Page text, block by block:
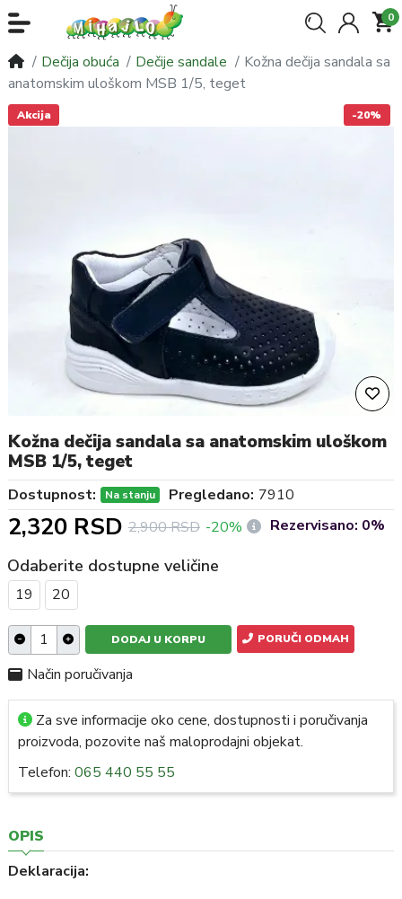
0
Dečija obuća Dečije sandale
Kožna dečija sandala sa
anatomskim uloškom MSB 1/5, teget
Akcija -20%
Kožna dečija sandala sa anatomskim uloškom
MSB 1/5, teget
PORUČI ODMAH
DODAJ U KORPU
OPIS
Deklaracija:
Pregledano: 7910
Dostupnost: Na stanju
2,320 RSD 2,900 RSD -20% Rezervisano: 0%
Odaberite dostupne veličine
19 20
Za sve informacije oko cene, dostupnosti i poručivanja
proizvoda, pozovite naš maloprodajni objekat.
Telefon: 065 440 55 55
Način poručivanja